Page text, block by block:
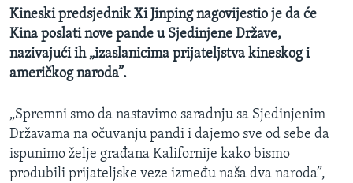
Jezici
Kineski predsjednik Xi Jinping nagovijestio je da će
Kina poslati nove pande u Sjedinjene Države,
nazivajući ih „izaslanicima prijateljstva kineskog i
američkog naroda”.
„Spremni smo da nastavimo saradnju sa Sjedinjenim
Državama na očuvanju pandi i dajemo sve od sebe da
ispunimo želje građana Kalifornije kako bismo
produbili prijateljske veze između naša dva naroda”,